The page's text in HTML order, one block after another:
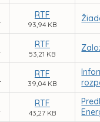
RTF
93,94 KB
RTF
53,21 KB
RTF
39,04 KB
RTF
43,27 KB